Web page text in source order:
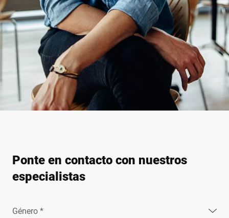
Ponte en contacto con nuestros
especialistas
Género *